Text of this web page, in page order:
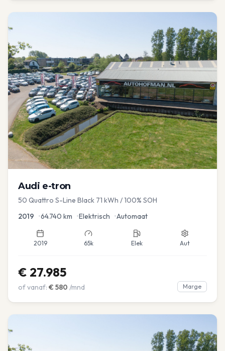
Audi e-tron
50 Quattro S-Line Black 71 kWh / 100% SOH
2019 •64.740 km •Elektrisch •Automaat
2019 65k Elek Aut
€ 27.985
of vanaf: € 580 /mnd Marge